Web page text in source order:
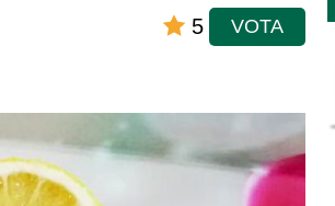
5 VOTA